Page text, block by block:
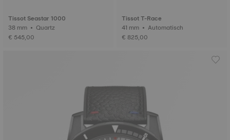
Tissot Seastar 1000
38 mm • Quartz
€ 545,00
Tissot T-Race
41 mm • Automatisch
€ 825,00